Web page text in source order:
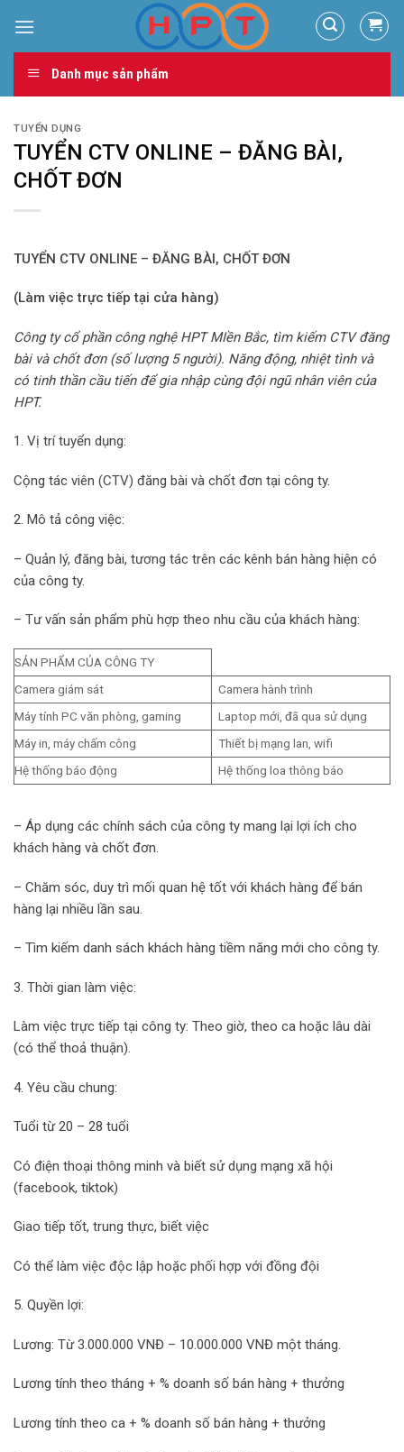
content
Danh mục sản phẩm
TUYỂN DỤNG
TUYỂN CTV ONLINE – ĐĂNG BÀI,
CHỐT ĐƠN
TUYỂN CTV ONLINE – ĐĂNG BÀI, CHỐT ĐƠN
(Làm việc trực tiếp tại cửa hàng)
Công ty cổ phần công nghệ HPT MIền Bắc, tìm kiếm CTV đăng
bài và chốt đơn (số lượng 5 người). Năng động, nhiệt tình và
có tinh thần cầu tiến để gia nhập cùng đội ngũ nhân viên của
HPT.
1. Vị trí tuyển dụng:
Cộng tác viên (CTV) đăng bài và chốt đơn tại công ty.
2. Mô tả công việc:
– Quản lý, đăng bài, tương tác trên các kênh bán hàng hiện có
của công ty.
– Tư vấn sản phẩm phù hợp theo nhu cầu của khách hàng:
SẢN PHẨM CỦA CÔNG TY
Camera giám sát
Camera hành trình
Máy tính PC văn phòng, gaming
Laptop mới, đã qua sử dụng
Máy in, máy chấm công
Thiết bị mạng lan, wifi
Hệ thống báo động
Hệ thống loa thông báo
– Áp dụng các chính sách của công ty mang lại lợi ích cho
khách hàng và chốt đơn.
– Chăm sóc, duy trì mối quan hệ tốt với khách hàng để bán
hàng lại nhiều lần sau.
– Tìm kiếm danh sách khách hàng tiềm năng mới cho công ty.
3. Thời gian làm việc:
Làm việc trực tiếp tại công ty: Theo giờ, theo ca hoặc lâu dài
(có thể thoả thuận).
4. Yêu cầu chung:
Tuổi từ 20 – 28 tuổi
Có điện thoại thông minh và biết sử dụng mạng xã hội
(facebook, tiktok)
Giao tiếp tốt, trung thực, biết việc
Có thể làm việc độc lập hoặc phối hợp với đồng đội
5. Quyền lợi:
Lương: Từ 3.000.000 VNĐ – 10.000.000 VNĐ một tháng.
Lương tính theo tháng + % doanh số bán hàng + thưởng
Lương tính theo ca + % doanh số bán hàng + thưởng